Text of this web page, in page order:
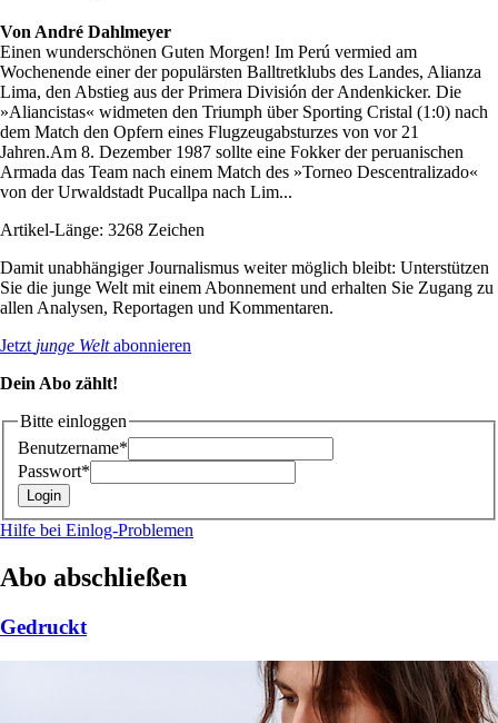
Von André Dahlmeyer
Einen wunderschönen Guten Morgen! Im Perú vermied am
Wochenende einer der populärsten Balltretklubs des Landes, Alianza
Lima, den Abstieg aus der Primera División der Andenkicker. Die
»Aliancistas« widmeten den Triumph über Sporting Cristal (1:0) nach
dem Match den Opfern eines Flugzeugabsturzes von vor 21
Jahren.Am 8. Dezember 1987 sollte eine Fokker der peruanischen
Armada das Team nach einem Match des »Torneo Descentralizado«
von der Urwaldstadt Pucallpa nach Lim...
Artikel-Länge: 3268 Zeichen
Damit unabhängiger Journalismus weiter möglich bleibt: Unterstützen
Sie die junge Welt mit einem Abonnement und erhalten Sie Zugang zu
allen Analysen, Reportagen und Kommentaren.
Jetzt junge Weltabonnieren
Dein Abo zählt!
Bitte einloggen
Benutzername*
Passwort*
Hilfe bei Einlog-Problemen
Abo abschließen
Gedruckt